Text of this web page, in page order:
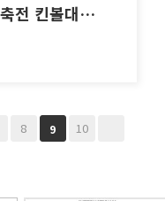
전 킨볼대…
8 9 10